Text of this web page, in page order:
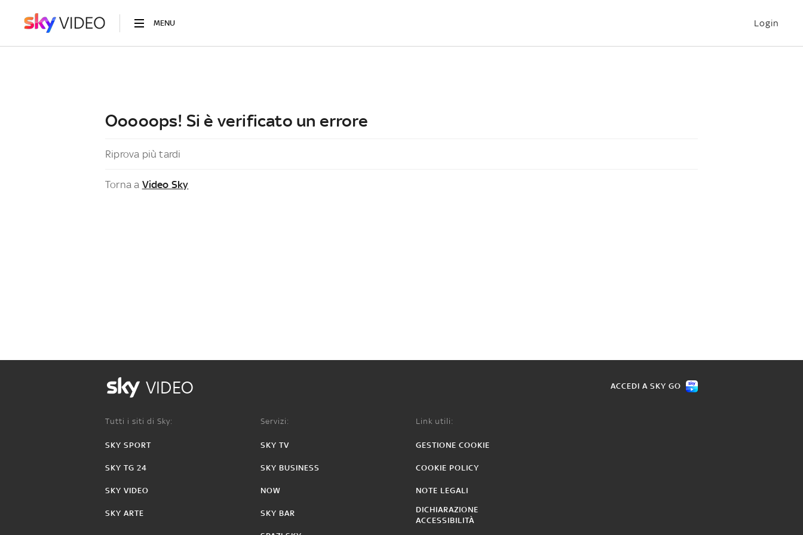
MENU Login
Ooooops! Si è verificato un errore
Riprova più tardi
Torna a Video Sky
VIDEO ACCEDI A SKY GO
Tutti i siti di Sky:
SKY SPORT
SKY TG 24
SKY VIDEO
SKY ARTE
Servizi:
SKY TV
SKY BUSINESS
NOW
SKY BAR
Link utili:
GESTIONE COOKIE
COOKIE POLICY
NOTE LEGALI
DICHIARAZIONE
ACCESSIBILITÀ